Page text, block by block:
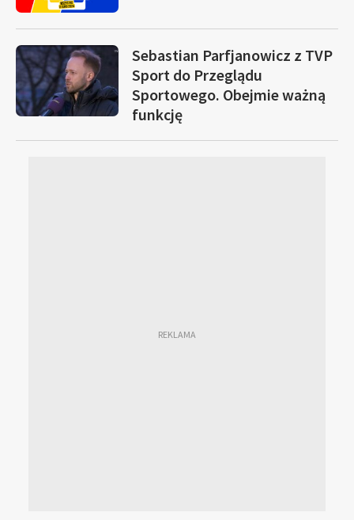
Sebastian Parfjanowicz z TVP
Sport do Przeglądu
Sportowego. Obejmie ważną
funkcję